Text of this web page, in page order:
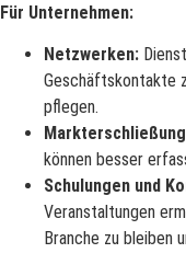
Für Unternehmen:
Netzwerken:
Geschäftskontakte
pflegen.
können besser
Schulungen und
Veranstaltungen
Branche zu bleiben